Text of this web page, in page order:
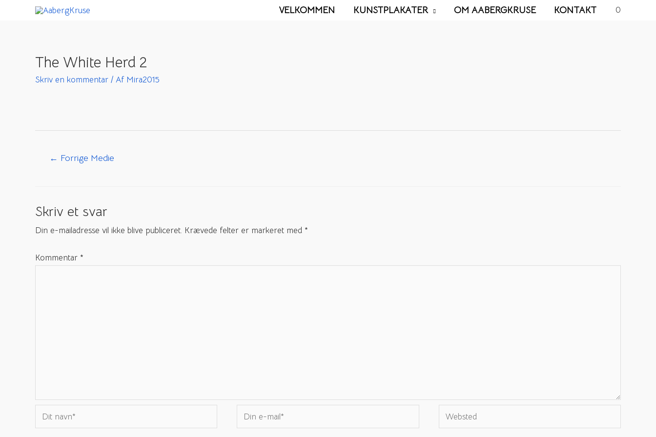
VELKOMMEN KUNSTPLAKATER OM AABERGKRUSE KONTAKT 0
The White Herd 2
Skriv en kommentar / Af Mira2015
Indlægsnavigation
← Forrige Medie
Skriv et svar
Din e-mailadresse vil ikke blive publiceret. Krævede felter er markeret med *
Kommentar *
Dit
navn*
Din
e-
Websted